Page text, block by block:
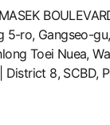
5-ro, Gangseo-
Toei Nuea,
8, SCBD,